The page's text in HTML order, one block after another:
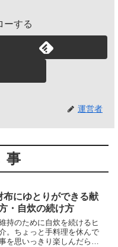
ーする
運営者
布にゆとりができる献
・自炊の続け方
持のために自炊を続けるヒ
。ちょっと手料理を休んで
を思いっきり楽しんだら、